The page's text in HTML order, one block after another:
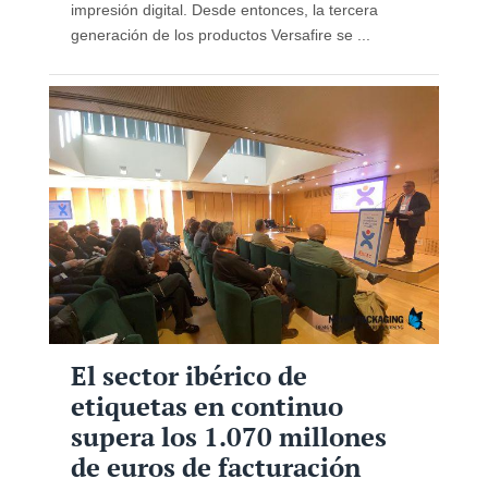
impresión digital. Desde entonces, la tercera
generación de los productos Versafire se ...
El sector ibérico de
etiquetas en continuo
supera los 1.070 millones
de euros de facturación